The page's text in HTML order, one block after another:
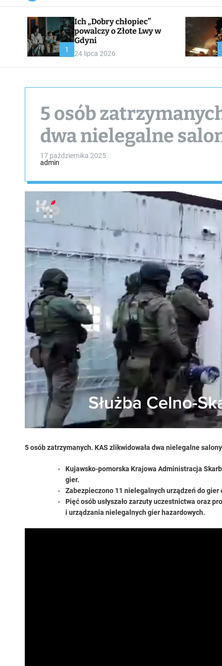
a
a
s
W
i
t
1
Ich „Dobry chłopiec”
powalczy o Złote Lwy w
Gdyni
24 lipca 2026
5 osób
dwa nielegalne
17 października 2025
admin
5 osób zatrzymanych. KAS zlikwidowała dwa nielegalne salony
Kujawsko-pomorska Krajowa Administracja
gier.
Zabezpieczono 11 nielegalnych urządzeń do gier
Pięć osób usłyszało zarzuty uczestnictwa oraz
i urządzania nielegalnych gier hazardowych.